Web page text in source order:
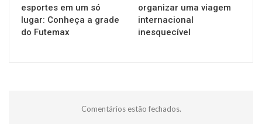
esportes em um só
lugar: Conheça a grade
do Futemax
organizar uma viagem
internacional
inesquecível
Comentários estão fechados.